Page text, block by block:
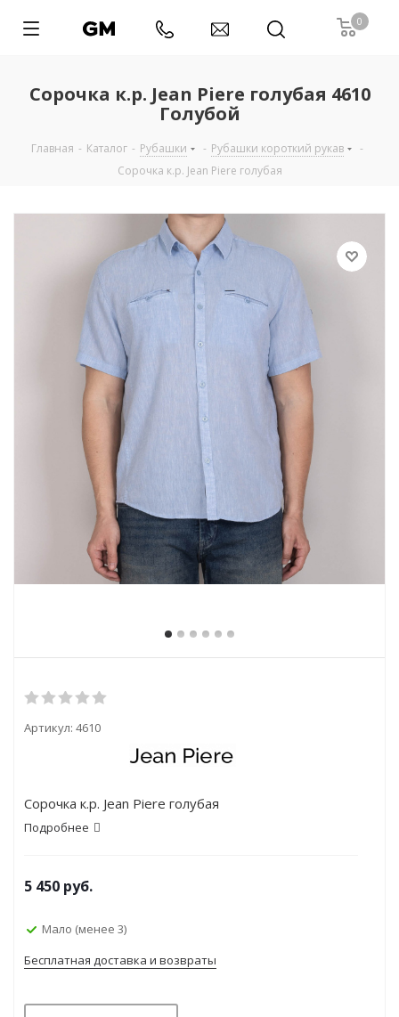
0
Сорочка к.р. Jean Piere голубая 4610
Голубой
Главная - Каталог - Рубашки - Рубашки короткий рукав
-
Сорочка к.р. Jean Piere голубая
Артикул: 4610
Сорочка к.р. Jean Piere голубая
Подробнее
5 450 руб.
Мало (менее 3)
Бесплатная доставка и возвраты